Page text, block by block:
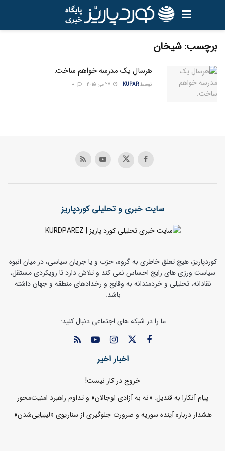
برچسب:شيخان
هرسال یک مدرسه خواهم ساخت.
توسط KUPAR
سایت خبری و تحلیلی کوردپاریز
کوردپاریز، هیچ تعلق خاطری به گروه، حزب و یا جریان سیاسی، در میان انبوه
سیاست ورزی های رایج احساس نمی کند و تلاش دارد تا رویکردی مستقل،
نقادانه، تحلیلی و خردمندانه به وقایع و رخدادهای منطقه و جهان داشته
باشد.
ما را در شبکه های اجتماعی دنبال کنید:
اخبار اخیر
خروج در کار نیست!
پیام آنکارا به قندیل: «نه به آزادی اوجالان» و تداوم راهبرد امنیت‌محور
هشدار درباره آینده سوریه و ضرورت جلوگیری از سناریوی «لیبیایی‌شدن»